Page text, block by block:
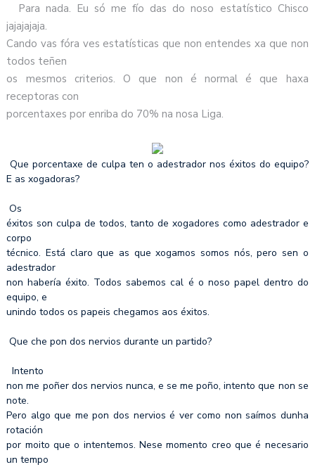
Para nada. Eu só me fío das do noso estatístico Chisco
jajajajaja.
Cando vas fóra ves estatísticas que non entendes xa que non
todos teñen
os mesmos criterios. O que non é normal é que haxa
receptoras con
porcentaxes por enriba do 70% na nosa Liga.
Que porcentaxe de culpa ten o adestrador nos éxitos do equipo?
E as xogadoras?
Os
éxitos son culpa de todos, tanto de xogadores como adestrador e
corpo
técnico. Está claro que as que xogamos somos nós, pero sen o
adestrador
non habería éxito. Todos sabemos cal é o noso papel dentro do
equipo, e
unindo todos os papeis chegamos aos éxitos.
Que che pon dos nervios durante un partido?
Intento
non me poñer dos nervios nunca, e se me poño, intento que non se
note.
Pero algo que me pon dos nervios é ver como non saímos dunha
rotación
por moito que o intentemos. Nese momento creo que é necesario
un tempo